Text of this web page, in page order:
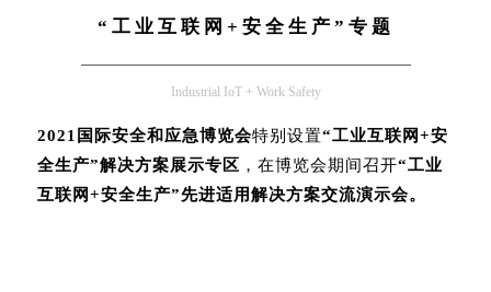
“工业互联网+安全生产”专题
Industrial IoT + Work Safety
2021国际安全和应急博览会特别设置“工业互联网+安
全生产”解决方案展示专区 ，在博览会期间召开“工业
互联网+安全生产”先进适用解决方案交流演示会。